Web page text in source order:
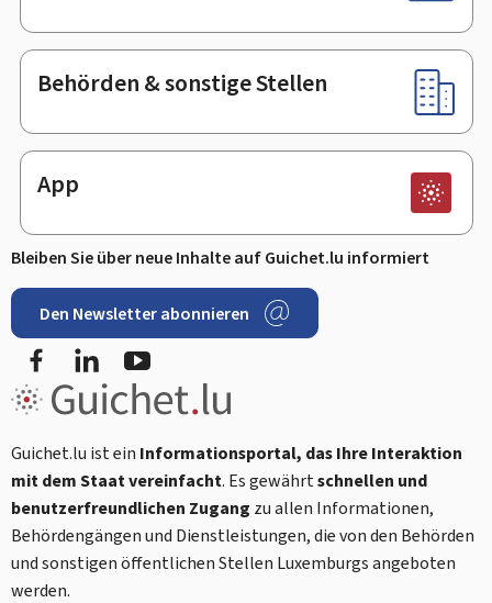
Behörden & sonstige Stellen
App
Bleiben Sie über neue Inhalte auf Guichet.lu informiert
Den Newsletter abonnieren
FacebookLinkedIn
Guichet.lu ist ein Informationsportal, das Ihre Interaktion
mit dem Staat vereinfacht. Es gewährtschnellen und
benutzerfreundlichen Zugang zu allen Informationen,
Behördengängen und Dienstleistungen, die von den Behörden
und sonstigen öffentlichen Stellen Luxemburgs angeboten
werden.